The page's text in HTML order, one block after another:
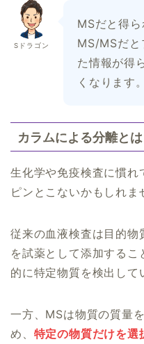
Sドラゴン
MSだと得ら
MS/MSだと
た情報が得
くなります。
カラムによる分離とは
生化学や免疫検査に慣れ
ピンとこないかもしれま
従来の血液検査は目的物
を試薬として添加する
的に特定物質を検出して
一方、MSは物質の質量
め、 特定の物質だけを選